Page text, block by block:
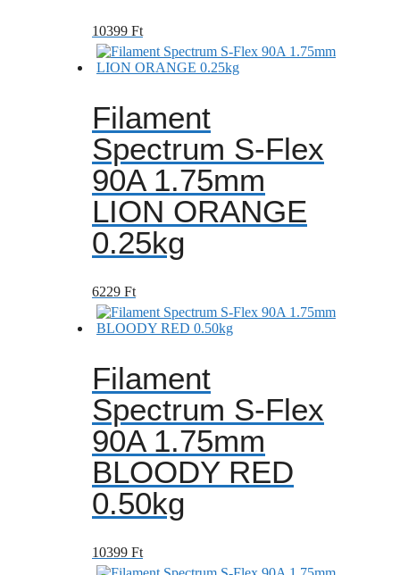
10399 Ft
Filament
Spectrum S-Flex
90A 1.75mm
LION ORANGE
0.25kg
6229 Ft
Filament
Spectrum S-Flex
90A 1.75mm
BLOODY RED
0.50kg
10399 Ft